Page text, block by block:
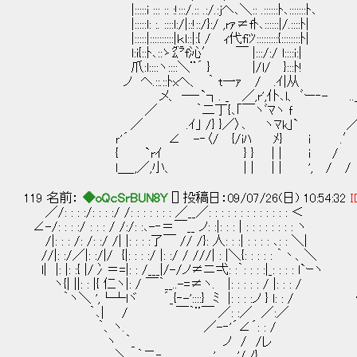
|:::::i ::: :: :!:::/.:: .:/.:jヘ､＼:: .::::::ﾄ､:::::::ﾄ､
|:::::l: :. ::::l:/|::!::/}:/ ,rｧ≠fﾄ､::::::|/.::::ﾄ|
|:::::|::::::::::|ｋl::|:{ / ｨ代fiﾂ:::::::::{::::::::ﾄ|
l:i{::ﾄ､::ゝ㌘f沁′ ￣ |:::/:/ l::::i:|
爪:l::::ヽ::::＼¨´ } |/l/ }:::ﾄ! 頼
ノ ヘ.::.::ﾄxヘ、 ｀ t一ｧ / .ｲ|从 ああ、そ
メ、 ─‐`┐. _ ／,r',仆､l、 ﾞー‐- .._ 可愛
／ ｀二丁{､｢￣ヽﾞﾏヽ ｆ ＞
／ .ｲ｣ /} }／〉､ ヽﾏk｣`
ｒ'´ ∠ -‐〈/ {/iﾊ ﾒ} i
{ `rｲ } } | | i
l＿_,／,小、 | | | | ', /
119 名前： ◆oQcSrBUN8Y [] 投稿日：09/07/26(日) 10:54:32
／/: : : :/: : : :/ /: : : : : : : ／__／: : : : : : : : : : : : : ＜
∠-/: : : :/ : : : / /:/: :､-‐＝￣__ ノ: :|: : : | : : : : : : : : ヽ
/|: : : /: /: :/ /| |: : : :了￣ // /}: 人: : :| : : : : ､: : ＼|
//|: :/／|: :/|/ {|: : : :/ |: :/ / ///| : |＼{: : : : : ｀丶、＼
l| |: |: :{ |/冫＝=|: : /___|/-/ノ≠ニ弌: :｀: : : :|_: : : : l`ｰヽ
ヽ{| ||: : |{ 仁ヽ|: / ￣｀__..-=≠ヽ. |: : : : : / |: : : /
｀ヽ＼ ',└┴lヾ ´_{‐-'::::} ﾐ |: : : :ノ } l: : /
｀､| / ￣｀¨￣ ／: :／ ／:／ どなたかお
｀、ヽ. ／-‐'´∠´: : /
ヽ ｀_ ノ / /レ